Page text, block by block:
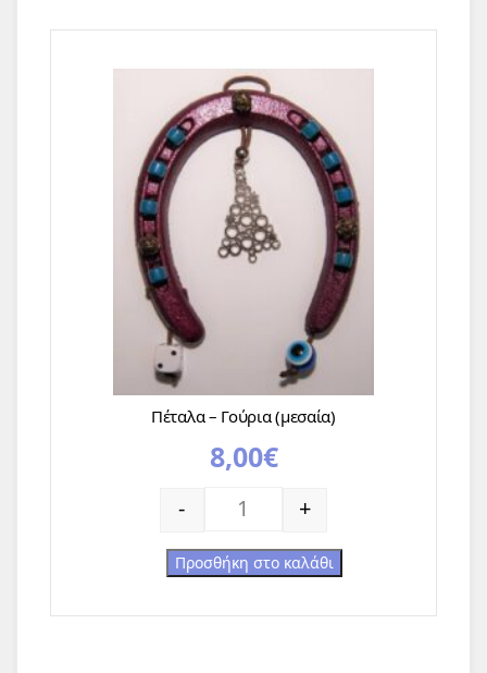
Πέταλα – Γούρια (μεσαία)
8,00€
Πέταλα - Γούρια (μεσαία) ποσότητα
- +
Προσθήκη στο καλάθι